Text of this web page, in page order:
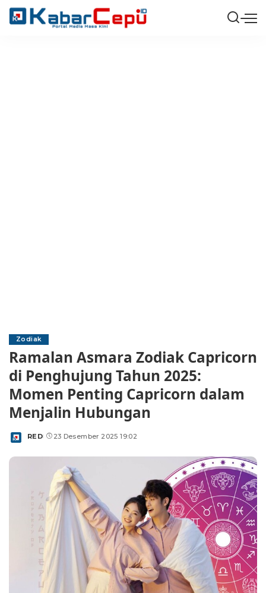
Zodiak
Ramalan Asmara Zodiak Capricorn
di Penghujung Tahun 2025:
Momen Penting Capricorn dalam
Menjalin Hubungan
Posted
RED 23 Desember 2025 19:02